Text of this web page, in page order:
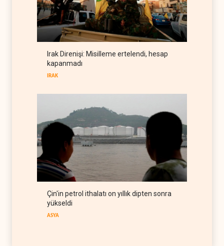
Pakistan ortak savunma
anlaşması imzaladı
ARAP DÜNYASI 07 Ağustos 2026
ABD, Suudi Arabistan'dan
ilk kez durdurdu
Irak Direnişi: Misilleme ertelendi, hesap
kapanmadı
IRAK
Çin'in petrol ithalatı on yıllık dipten sonra
yükseldi
ASYA